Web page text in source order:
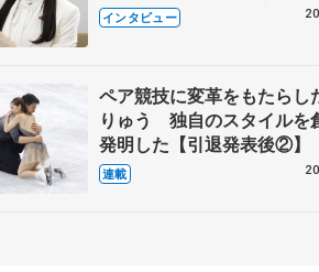
で語った競技人生や家族、
これからの夢…
インタビュー
ペア競技に変革をもたらし
りゅう 独自のスタイルを
発明した【引退発表後②】
連載